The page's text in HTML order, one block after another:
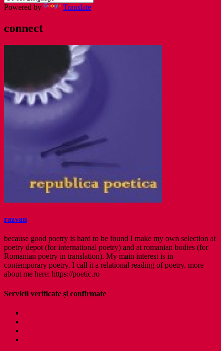
Powered by Translate
connect
razvan
because good poetry is hard to be found I make my own selection at
poetry depot (for international poetry) and at romanian bodies (for
Romanian poetry in translation). My main interest is in
contemporary poetry. I call it a relational reading of poetry. more
about me here: https://poetic.ro
Servicii verificate și confirmate